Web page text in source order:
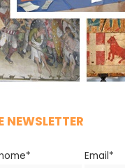
NEWSLETTER
Email*